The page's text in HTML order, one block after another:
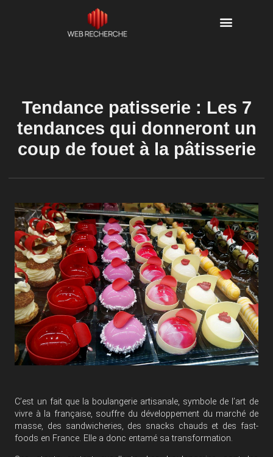
Tendance patisserie : Les 7
tendances qui donneront un
coup de fouet à la pâtisserie
C’est un fait que la boulangerie artisanale, symbole de l’art de
vivre à la française, souffre du développement du marché de
masse, des sandwicheries, des snacks chauds et des fast-
foods en France. Elle a donc entamé sa transformation.